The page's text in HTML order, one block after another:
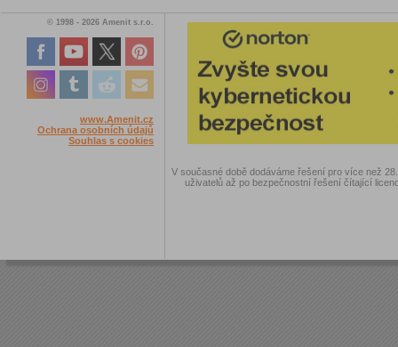
© 1998 - 2026 Amenit s.r.o.
www.Amenit.cz
Ochrana osobních údajů
Souhlas s cookies
V současné době dodáváme řešení pro více než
uživatelů až po bezpečnostní řešení čítající